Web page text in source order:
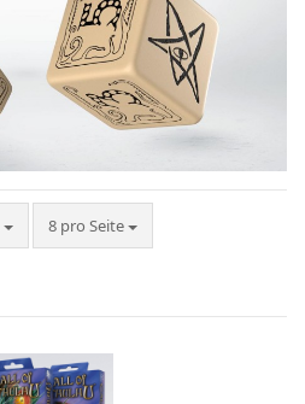
8 pro Seite
pro Seite